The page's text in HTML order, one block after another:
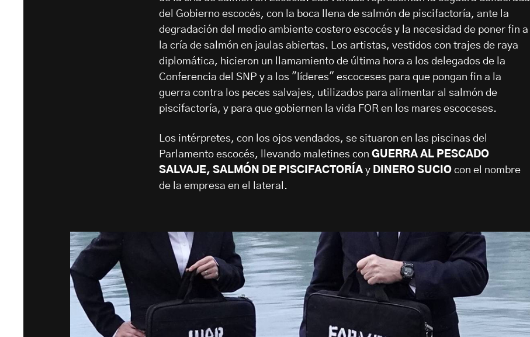
del Gobierno escocés, con la boca llena de salmón de piscifactoría, ante la
degradación del medio ambiente costero escocés y la necesidad de poner fin a
la cría de salmón en jaulas abiertas. Los artistas, vestidos con trajes de raya
diplomática, hicieron un llamamiento de última hora a los delegados de la
Conferencia del SNP y a los "líderes" escoceses para que pongan fin a la
guerra contra los peces salvajes, utilizados para alimentar al salmón de
piscifactoría, y para que gobiernen la vida FOR en los mares escoceses.
Los intérpretes, con los ojos vendados, se situaron en las piscinas del
Parlamento escocés, llevando maletines con GUERRA AL PESCADO
SALVAJE, SALMÓN DE PISCIFACTORÍA y DINERO SUCIO con el nombre
de la empresa en el lateral.